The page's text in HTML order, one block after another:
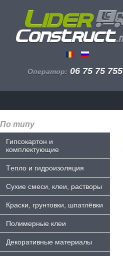
Оператор: 06 75 75 755
По типу
Гипсокартон и
комплектующие
Tепло и гидроизоляция
Сухие смеси, клеи, растворы
Краски, грунтовки, шпатлёвки
Полимерные клеи
Декоративные материалы